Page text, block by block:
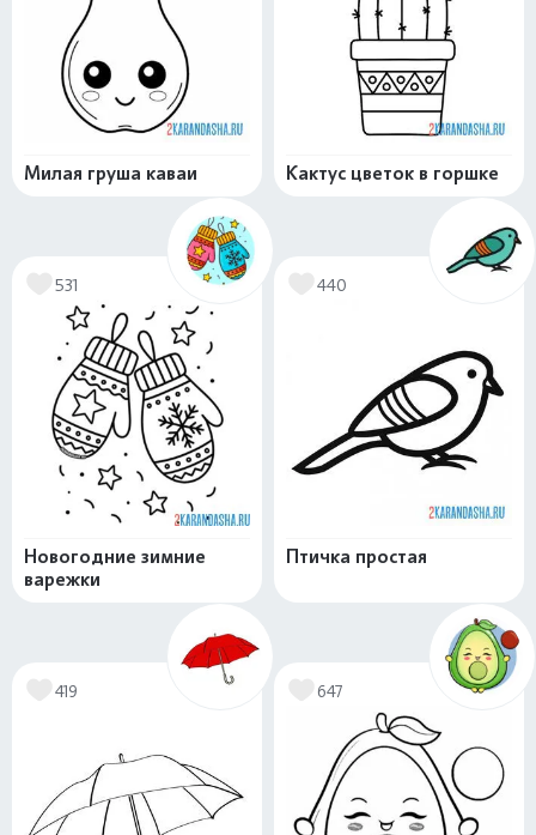
Милая груша каваи Кактус цветок в горшке
531
Новогодние зимние
варежки
440
Птичка простая
419 647